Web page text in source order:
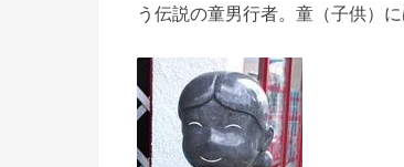
う伝説の童男行者。童（子供）